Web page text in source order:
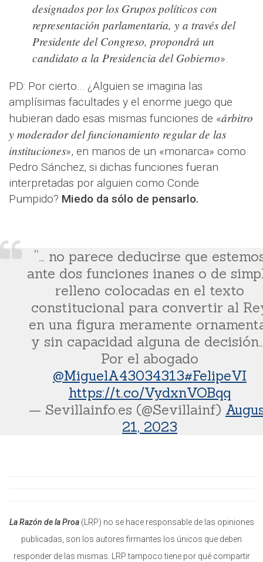
designados por los Grupos políticos con
representación parlamentaria, y a través del
Presidente del Congreso, propondrá un
candidato a la Presidencia del Gobierno».
PD: Por cierto… ¿Alguien se imagina las
amplísimas facultades y el enorme juego que
hubieran dado esas mismas funciones de «árbitro
y moderador del funcionamiento regular de las
instituciones», en manos de un «monarca» como
Pedro Sánchez, si dichas funciones fueran
interpretadas por alguien como Conde
Pumpido? Miedo da sólo de pensarlo.
“… no parece deducirse que
ante dos funciones inanes o de
relleno colocadas en el texto
constitucional para convertir al
en una figura meramente
y sin capacidad alguna de
Por el abogado
@MiguelA43034313#FelipeVI
https://t.co/VydxnVOBqq
— Sevillainfo.es (@Sevillainf)
21, 2023
La Razón de la Proa(LRP) no se hace responsable de las opiniones
publicadas, son los autores firmantes los únicos que deben
responder de las mismas. LRP tampoco tiene por qué compartir